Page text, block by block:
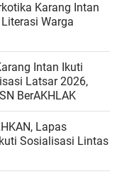
Karang Intan
Warga
Intan Ikuti
Latsar 2026,
BerAKHLAK
Lapas
Sosialisasi Lintas